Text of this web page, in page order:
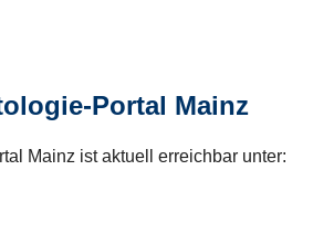
Portal Mainz
Mainz ist aktuell erreichbar unter: